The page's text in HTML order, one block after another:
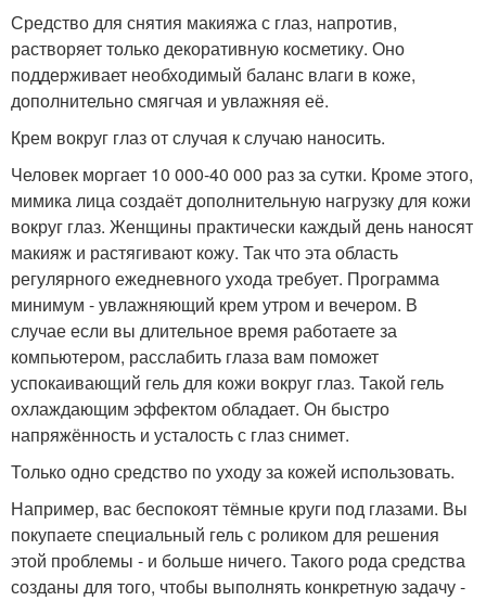
Средство для снятия макияжа с глаз, напротив,
растворяет только декоративную косметику. Оно
поддерживает необходимый баланс влаги в коже,
дополнительно смягчая и увлажняя её.
Крем вокруг глаз от случая к случаю наносить.
Человек моргает 10 000-40 000 раз за сутки. Кроме этого,
мимика лица создаёт дополнительную нагрузку для кожи
вокруг глаз. Женщины практически каждый день наносят
макияж и растягивают кожу. Так что эта область
регулярного ежедневного ухода требует. Программа
минимум - увлажняющий крем утром и вечером. В
случае если вы длительное время работаете за
компьютером, расслабить глаза вам поможет
успокаивающий гель для кожи вокруг глаз. Такой гель
охлаждающим эффектом обладает. Он быстро
напряжённость и усталость с глаз снимет.
Только одно средство по уходу за кожей использовать.
Например, вас беспокоят тёмные круги под глазами. Вы
покупаете специальный гель с роликом для решения
этой проблемы - и больше ничего. Такого рода средства
созданы для того, чтобы выполнять конкретную задачу -